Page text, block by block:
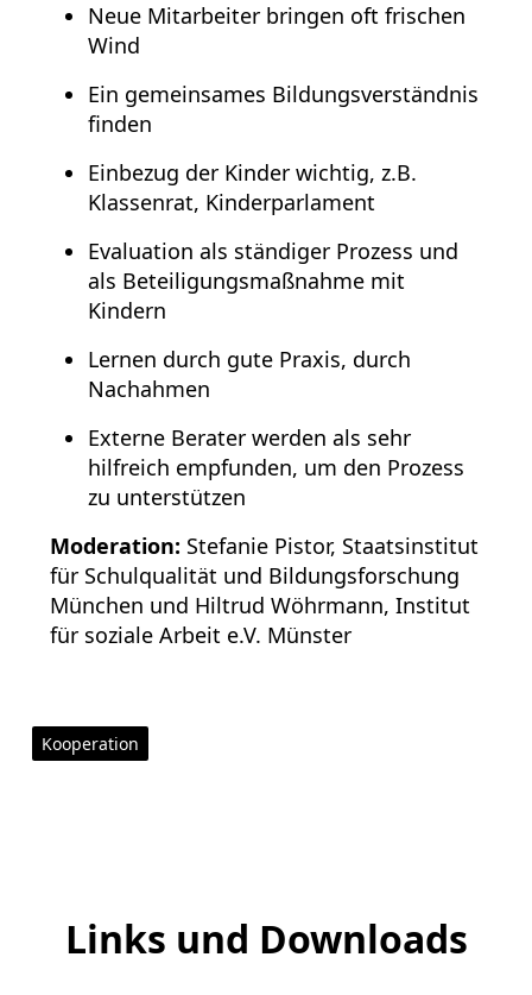
Neue Mitarbeiter bringen oft frischen
Wind
Ein gemeinsames Bildungsverständnis
finden
Einbezug der Kinder wichtig, z.B.
Klassenrat, Kinderparlament
Evaluation als ständiger Prozess und
als Beteiligungsmaßnahme mit
Kindern
Lernen durch gute Praxis, durch
Nachahmen
Externe Berater werden als sehr
hilfreich empfunden, um den Prozess
zu unterstützen
Moderation: Stefanie Pistor, Staatsinstitut
für Schulqualität und Bildungsforschung
München und Hiltrud Wöhrmann, Institut
für soziale Arbeit e.V. Münster
Kooperation
Links und Downloads